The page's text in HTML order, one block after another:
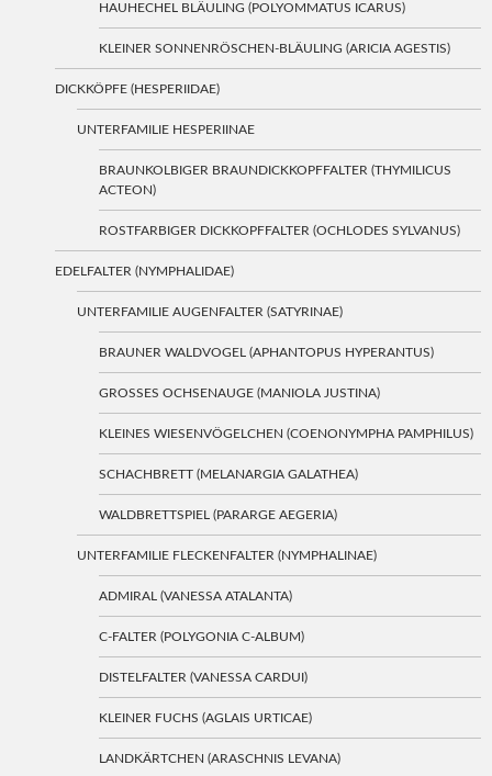
HAUHECHEL BLÄULING (POLYOMMATUS ICARUS)
KLEINER SONNENRÖSCHEN-BLÄULING (ARICIA AGESTIS)
DICKKÖPFE (HESPERIIDAE)
UNTERFAMILIE HESPERIINAE
BRAUNKOLBIGER BRAUNDICKKOPFFALTER (THYMILICUS
ACTEON)
ROSTFARBIGER DICKKOPFFALTER (OCHLODES SYLVANUS)
EDELFALTER (NYMPHALIDAE)
UNTERFAMILIE AUGENFALTER (SATYRINAE)
BRAUNER WALDVOGEL (APHANTOPUS HYPERANTUS)
GROSSES OCHSENAUGE (MANIOLA JUSTINA)
KLEINES WIESENVÖGELCHEN (COENONYMPHA PAMPHILUS)
SCHACHBRETT (MELANARGIA GALATHEA)
WALDBRETTSPIEL (PARARGE AEGERIA)
UNTERFAMILIE FLECKENFALTER (NYMPHALINAE)
ADMIRAL (VANESSA ATALANTA)
C-FALTER (POLYGONIA C-ALBUM)
DISTELFALTER (VANESSA CARDUI)
KLEINER FUCHS (AGLAIS URTICAE)
LANDKÄRTCHEN (ARASCHNIS LEVANA)